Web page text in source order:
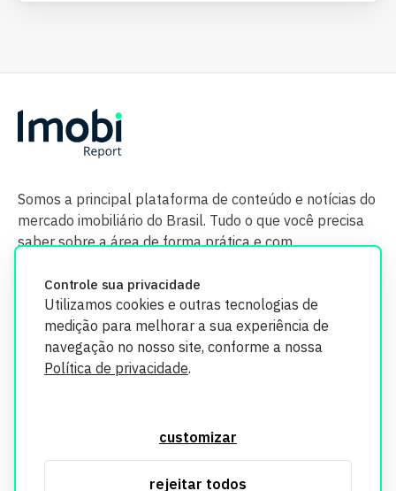
Controle sua privacidade
Utilizamos cookies e outras tecnologias de
medição para melhorar a sua experiência de
navegação no nosso site, conforme a nossa
Política de privacidade.
customizar
rejeitar todos
Somos a principal plataforma de conteúdo e notícias do
mercado imobiliário do Brasil. Tudo o que você precisa
saber sobre a área de forma prática e com
segurança. Todos os dados coletados em nosso site são
utilizados exclusivamente para fins de aprimoramento de
informações, consulte nossa Política de Privacidade.